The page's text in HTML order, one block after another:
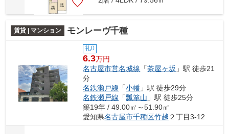
賃貸 | マンション モンレーヴ千種
礼0
6.3万円
名古屋市営名城線 「茶屋ヶ坂 」駅 徒歩21
分
名鉄瀬戸線 「小幡 」駅 徒歩29分
名鉄瀬戸線 「瓢箪山 」駅 徒歩25分
築19年 / 49.00㎡～51.90㎡
愛知県名古屋市千種区竹越 ２丁目3-12